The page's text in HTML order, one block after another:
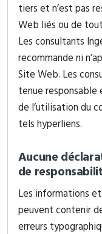
tiers et n’est pas
Web liés ou de
Les consultants
recommande ni
Site Web. Les
tenue responsable
de l’utilisation du
tels hyperliens.
Aucune
de
Les informations
peuvent contenir
erreurs